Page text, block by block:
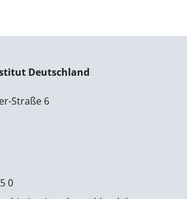
Deutschland
Straße 6
0